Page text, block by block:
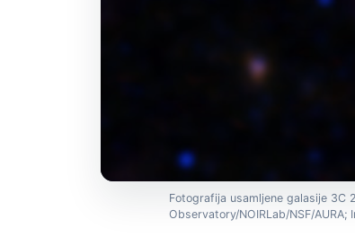
Fotografija usamljene galasije 3C
Observatory/NOIRLab/NSF/AURA;